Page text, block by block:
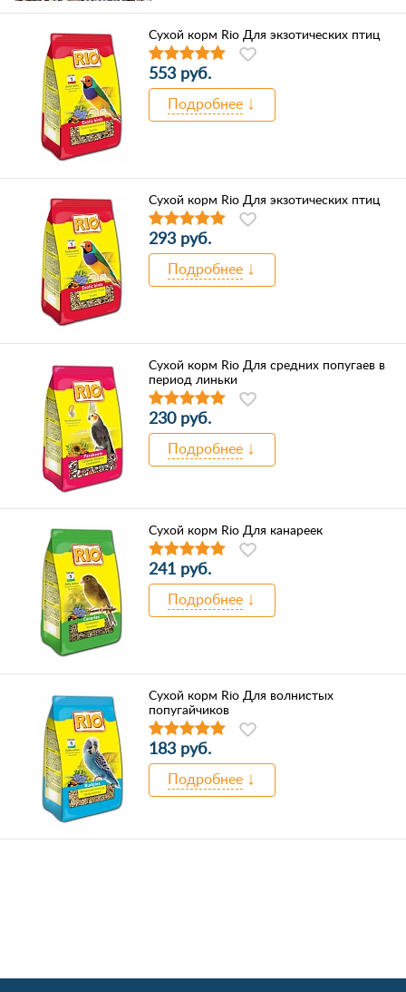
Сухой корм Rio Для экзотических птиц
553 руб.
Подробнее
Сухой корм Rio Для экзотических птиц
293 руб.
Подробнее
Сухой корм Rio Для средних попугаев в
период линьки
230 руб.
Подробнее
Сухой корм Rio Для канареек
241 руб.
Подробнее
Сухой корм Rio Для волнистых
попугайчиков
183 руб.
Подробнее